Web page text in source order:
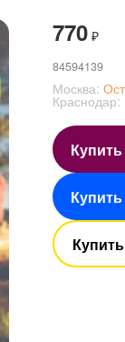
770 ₽
84594139
Москва:
Краснодар: